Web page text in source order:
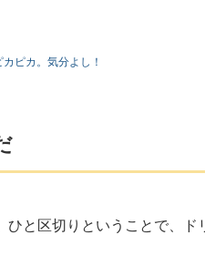
ピカ。気分よし！
と区切りということで、